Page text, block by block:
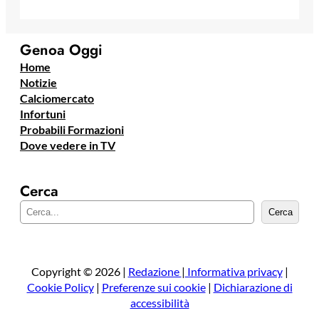
Genoa Oggi
Home
Notizie
Calciomercato
Infortuni
Probabili Formazioni
Dove vedere in TV
Cerca
e
a
Cerca
Copyright © 2026 | Redazione | Informativa privacy|
Cookie Policy| Preferenze sui cookie| Dichiarazione di
accessibilità